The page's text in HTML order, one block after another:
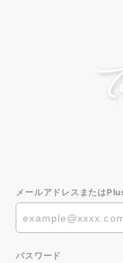
メールアドレスまたは
パスワード